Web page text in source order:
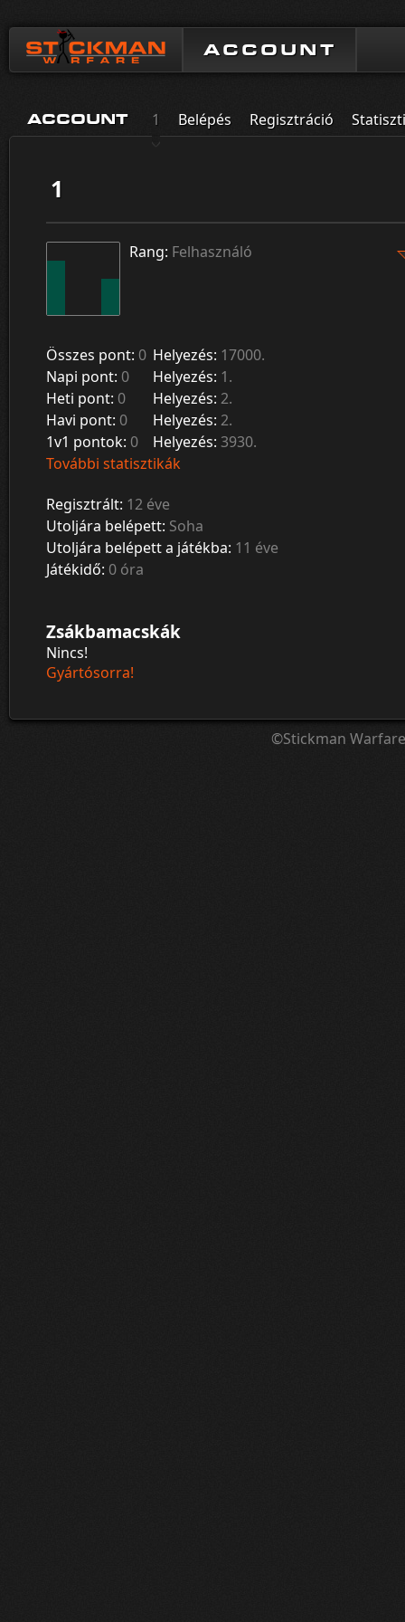
ACCOUNT
ACCOUNT 1 Belépés Regisztráció
1
Rang: Felhasználó
Összes pont: 0 Helyezés: 17000.
Napi pont: 0 Helyezés: 1.
Heti pont: 0 Helyezés: 2.
Havi pont: 0 Helyezés: 2.
1v1 pontok: 0 Helyezés: 3930.
További statisztikák
Regisztrált: 12 éve
Utoljára belépett: Soha
Utoljára belépett a játékba: 11 éve
Játékidő: 0 óra
Zsákbamacskák
Nincs!
Gyártósorra!
©Stickman Warfare